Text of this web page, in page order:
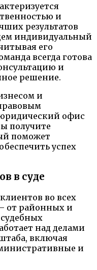
и
результатов
индивидуальный
его
всегда готова
и
решение.
и
офис
получите
поможет
успех
в суде
во всех
от районных и
над делами
включая
и